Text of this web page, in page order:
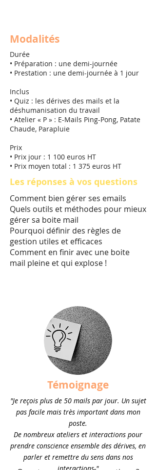
Modalités
Durée
• Préparation : une demi-journée
• Prestation : une demi-journée à 1 jour
Inclus
• Quiz : les dérives des mails et la
déshumanisation du travail
• Atelier « P » : E-Mails Ping-Pong, Patate
Chaude, Parapluie
Prix
• Prix jour : 1 100 euros HT
• Prix moyen total : 1 375 euros HT
Les réponses à vos questions
Comment bien gérer ses emails
Quels outils et méthodes pour mieux
gérer sa boite mail
Pourquoi définir des règles de
gestion utiles et efficaces
Comment en finir avec une boite
mail pleine et qui explose !
Témoignage
"Je reçois plus de 50 mails par jour. Un sujet
pas facile mais très important dans mon
poste.
De nombreux ateliers et interactions pour
prendre conscience ensemble des dérives, en
parler et remettre du sens dans nos